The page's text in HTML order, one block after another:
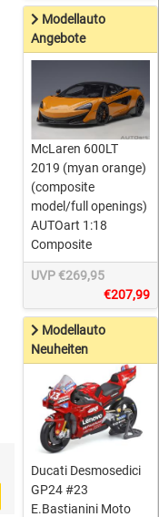
Modellauto
Angebote
McLaren 600LT
2019 (myan orange)
(composite
model/full openings)
AUTOart 1:18
Composite
UVP €269,95
€207,99
Modellauto
Neuheiten
Ducati Desmosedici
GP24 #23
E.Bastianini Moto